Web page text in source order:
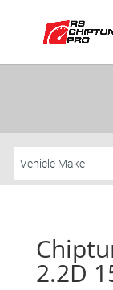
2.2D